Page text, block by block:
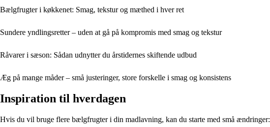
Bælgfrugter i køkkenet: Smag, tekstur og mæthed i hver ret
Sundere yndlingsretter – uden at gå på kompromis med smag og tekstur
Råvarer i sæson: Sådan udnytter du årstidernes skiftende udbud
Æg på mange måder – små justeringer, store forskelle i smag og konsistens
Inspiration til hverdagen
Hvis du vil bruge flere bælgfrugter i din madlavning, kan du starte med små ændringer: